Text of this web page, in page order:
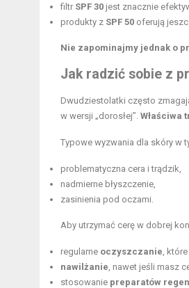
filtr SPF 30 jest znacznie
produkty z SPF 50 oferują
Nie zapominajmy jednak o
Jak radzić sobie z
Dwudziestolatki często
w wersji „dorosłej”. Właściwa
Typowe wyzwania dla skóry w
problematyczna cera i trądzik,
nadmierne błyszczenie,
zasinienia pod oczami.
Aby utrzymać cerę w dobrej
regularne oczyszczanie ,
nawilżanie , nawet jeśli masz
stosowanie preparatów